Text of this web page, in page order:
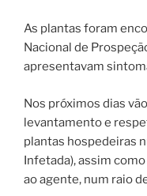
As plantas foram
Nacional de
apresentavam
Nos próximos dias
levantamento e
plantas hospedeiras
Infetada), assim
ao agente, num raio